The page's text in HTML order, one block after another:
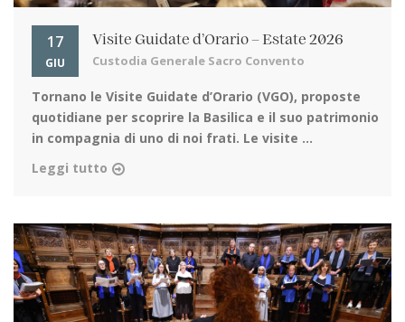
17
GIU
Visite Guidate d’Orario – Estate 2026
Custodia Generale Sacro Convento
Tornano le Visite Guidate d’Orario (VGO), proposte
quotidiane per scoprire la Basilica e il suo patrimonio
in compagnia di uno di noi frati. Le visite ...
Leggi tutto